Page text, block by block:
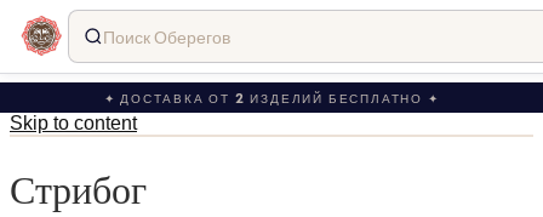
✦ ДОСТАВКА ОТ 2 ИЗДЕЛИЙ БЕСПЛАТНО ✦
Skip to content
Стрибог
Поиск Оберегов